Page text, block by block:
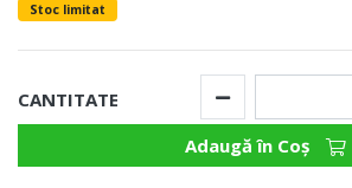
Stoc limitat
CANTITATE
Adaugă în Coş